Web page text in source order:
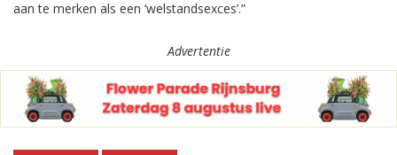
aan te merken als een ‘welstandsexces’.”
Advertentie